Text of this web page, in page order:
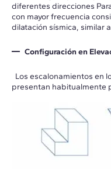
diferentes direcciones
con mayor frecuencia
dilatación sísmica, similar
Configuración en
Los escalonamientos en
presentan habitualmente